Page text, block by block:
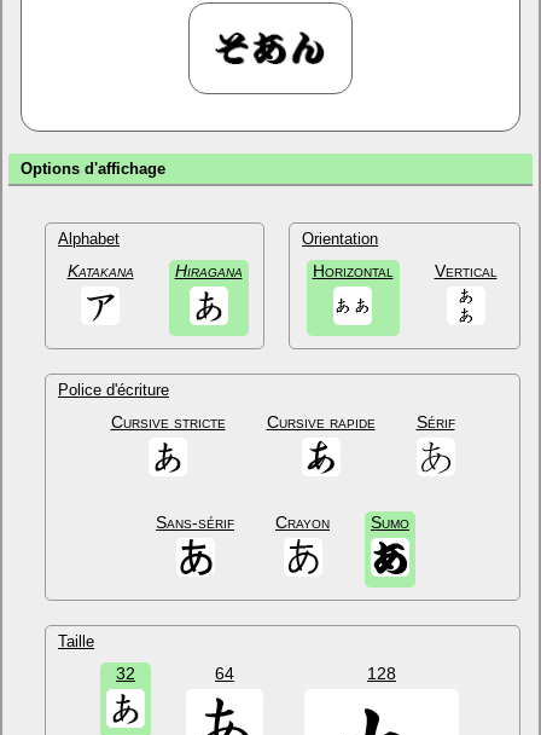
Options d'affichage
Alphabet
Katakana Hiragana
Orientation
Horizontal Vertical
Police d'écriture
Cursive stricte Cursive rapide Sérif
Sans-sérif Crayon Sumo
Taille
32 64 128